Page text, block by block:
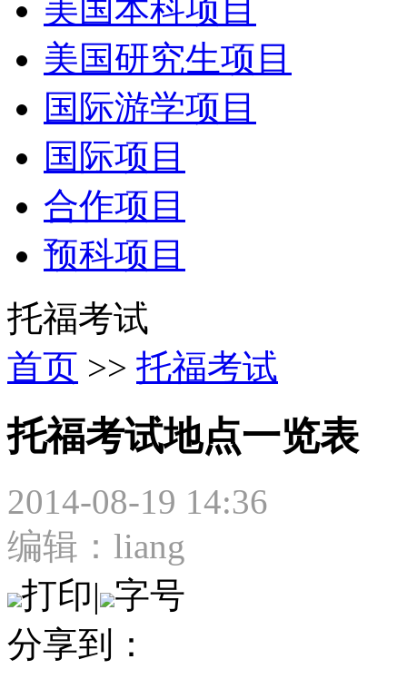
美国本科项目
美国研究生项目
国际游学项目
国际项目
合作项目
预科项目
托福考试
首页 >> 托福考试
托福考试地点一览表
2014-08-19 14:36
编辑：liang
打印| 字号
分享到：